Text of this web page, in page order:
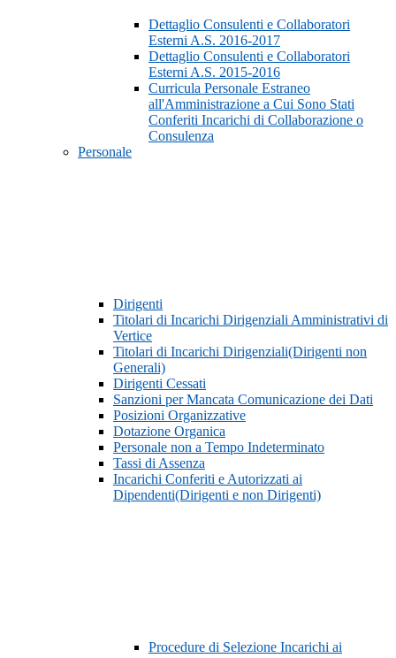
Dettaglio Consulenti e Collaboratori
Esterni A.S. 2016-2017
Dettaglio Consulenti e Collaboratori
Esterni A.S. 2015-2016
Curricula Personale Estraneo
all'Amministrazione a Cui Sono Stati
Conferiti Incarichi di Collaborazione o
Consulenza
Personale
Dirigenti
Titolari di Incarichi Dirigenziali Amministrativi di
Vertice
Titolari di Incarichi Dirigenziali(Dirigenti non
Generali)
Dirigenti Cessati
Sanzioni per Mancata Comunicazione dei Dati
Posizioni Organizzative
Dotazione Organica
Personale non a Tempo Indeterminato
Tassi di Assenza
Incarichi Conferiti e Autorizzati ai
Dipendenti(Dirigenti e non Dirigenti)
Procedure di Selezione Incarichi ai